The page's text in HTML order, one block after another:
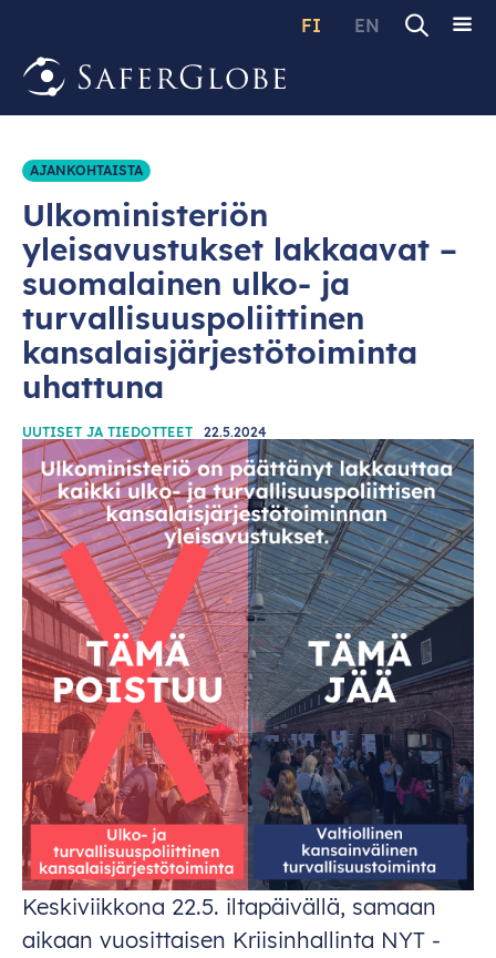
FI EN
AJANKOHTAISTA
Ulkoministeriön
yleisavustukset lakkaavat –
suomalainen ulko- ja
turvallisuuspoliittinen
kansalaisjärjestötoiminta
uhattuna
UUTISET JA TIEDOTTEET 22.5.2024
Keskiviikkona 22.5. iltapäivällä, samaan
aikaan vuosittaisen Kriisinhallinta NYT -